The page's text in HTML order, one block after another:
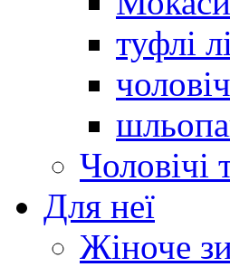
туфлі
Чоловічі
Для неї
Жіноче